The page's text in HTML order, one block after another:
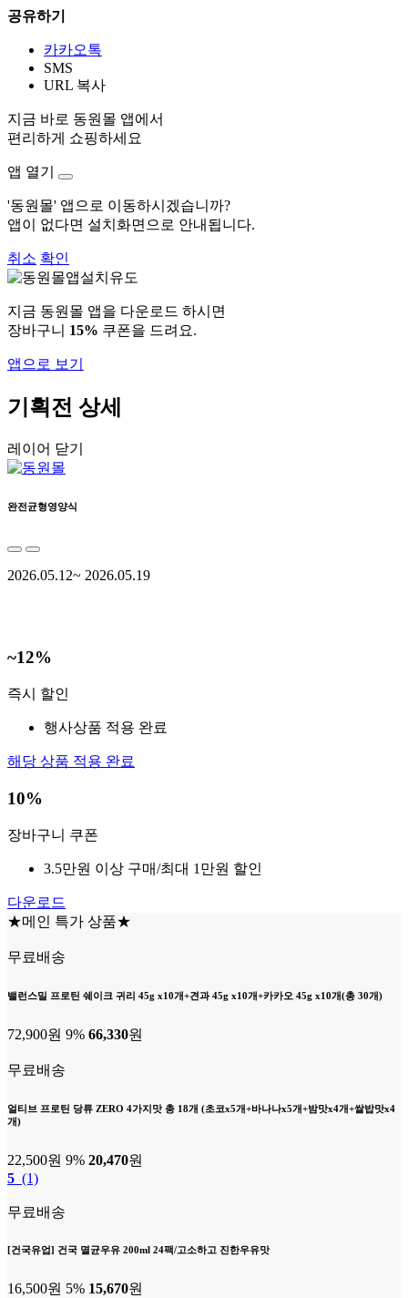
공유하기
카카오톡
SMS
URL 복사
지금 바로 동원몰 앱에서
편리하게 쇼핑하세요
앱 열기
'동원몰' 앱으로 이동하시겠습니까?
앱이 없다면 설치화면으로 안내됩니다.
취소 확인
지금 동원몰 앱을 다운로드 하시면
장바구니 15% 쿠폰을 드려요.
앱으로 보기
기획전 상세
레이어 닫기
완전균형영양식
2026.05.12~ 2026.05.19
~12%
즉시 할인
행사상품 적용 완료
해당 상품 적용 완료
10%
장바구니 쿠폰
3.5만원 이상 구매/최대 1만원 할인
다운로드
★메인 특가 상품★
무료배송
밸런스밀 프로틴 쉐이크 귀리 45g x10개+견과 45g x10개+카카오 45g x10개(총 30개)
72,900원 9% 66,330원
무료배송
얼티브 프로틴 당류 ZERO 4가지맛 총 18개 (초코x5개+바나나x5개+밤맛x4개+쌀밥맛x4
개)
22,500원 9% 20,470원
5 (1)
무료배송
[건국유업] 건국 멸균우유 200ml 24팩/고소하고 진한우유맛
16,500원 5% 15,670원